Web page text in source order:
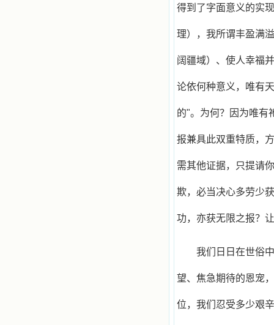
得到了字面意义的实
理），我所谓丰盈满
阔疆域）、使人幸福
论依何种意义，唯有
的"。为何？因为唯有
报兼具此双重特质，
需其他证据，只提请
欺，必当决心多劳少
功，亦获无限之报？
我们日日在世俗
望、焦急期待的恩宠
位，我们忍受多少艰